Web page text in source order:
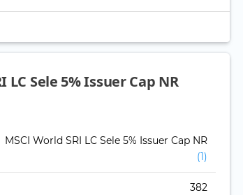
Sele 5% Issuer Cap NR
MSCI World SRI LC Sele 5% Issuer Cap NR
(1)
382